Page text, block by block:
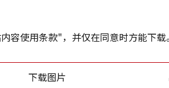
容使用条款"，并仅在同意时方能下载。
下载图片